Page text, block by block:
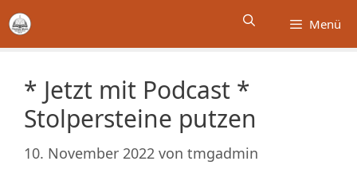
Zum
Inhalt
springen
Menü
* Jetzt mit Podcast *
Stolpersteine putzen
10. November 2022 von tmgadmin